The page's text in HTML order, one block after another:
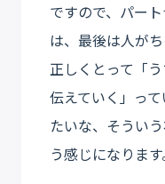
ですので、パー
は、最後は人が
正しくとって「
伝えていく」っ
たいな、そうい
う感じになります